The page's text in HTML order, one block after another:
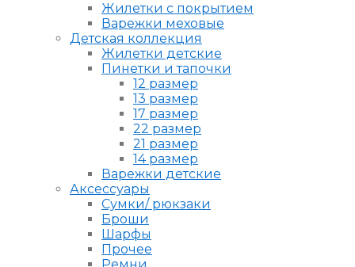
Жилетки с покрытием
Варежки меховые
Детская коллекция
Жилетки детские
Пинетки и тапочки
12 размер
13 размер
17 размер
22 размер
21 размер
14 размер
Варежки детские
Аксессуары
Сумки/ рюкзаки
Броши
Шарфы
Прочее